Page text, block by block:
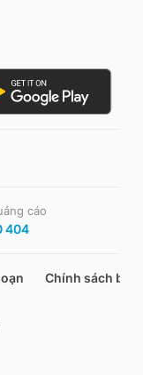
cáo
404
Chính sách bảo